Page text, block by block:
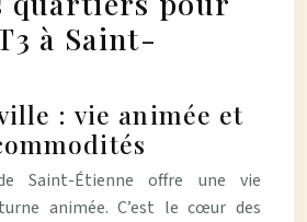
à Saint-
: vie animée et
Saint-Étienne offre une vie
animée. C’est le cœur des